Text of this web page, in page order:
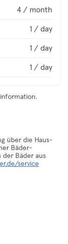
4 / month
1 / day
1 / day
1 / day
über die Haus-
Bäder-
der Bäder aus
service